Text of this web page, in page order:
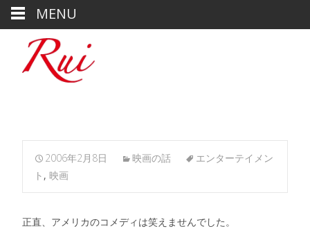
2006年2月8日 映画の話
エンターテイメン
ト , 映画
正直、アメリカのコメディは笑えませんでした。
MENU